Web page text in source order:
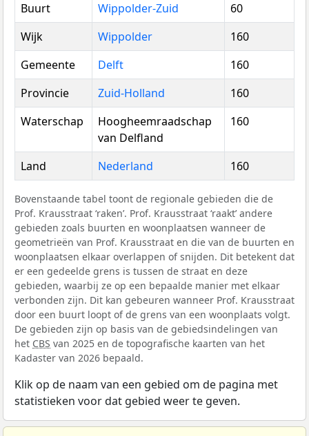
Buurt
Wippolder-Zuid
60
Wijk
Wippolder
160
Gemeente
Delft
160
Provincie
Zuid-Holland
160
Waterschap
Hoogheemraadschap
van Delfland
160
Land Nederland 160
Bovenstaande tabel toont de regionale gebieden die de
Prof. Krausstraat ‘raken’. Prof. Krausstraat ‘raakt’ andere
gebieden zoals buurten en woonplaatsen wanneer de
geometrieën van Prof. Krausstraat en die van de buurten en
woonplaatsen elkaar overlappen of snijden. Dit betekent dat
er een gedeelde grens is tussen de straat en deze
gebieden, waarbij ze op een bepaalde manier met elkaar
verbonden zijn. Dit kan gebeuren wanneer Prof. Krausstraat
door een buurt loopt of de grens van een woonplaats volgt.
De gebieden zijn op basis van de gebiedsindelingen van
het CBS van 2025 en de topografische kaarten van het
Kadaster van 2026 bepaald.
Klik op de naam van een gebied om de pagina met
statistieken voor dat gebied weer te geven.